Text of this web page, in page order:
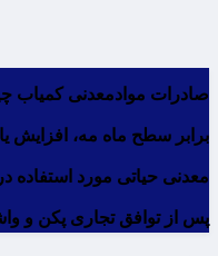
صادرات موادمعدنی کمیاب
برابر سطح ماه مه، افزایش
معدنی حیاتی مورد استفاده
پس از توافق تجاری پکن و